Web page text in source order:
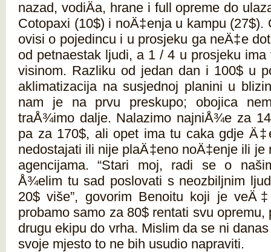
nazad, vodiÄa, hrane i full opreme do
Cotopaxi (10$) i noÄ‡enja u kampu (27$).
ovisi o pojedincu i u prosjeku ga neÄ‡e
od petnaestak ljudi, a 1 / 4 u prosjeku
visinom. Razliku od jedan dan i 100$ u
aklimatizacija na susjednoj planini u
nam je na prvu preskupo; obojica
traÅ¾imo dalje. Nalazimo najniÅ¾e za
pa za 170$, ali opet ima tu caka gdje
nedostajati ili nije plaÄ‡eno noÄ‡enje ili je
agencijama. “Stari moj, radi se o
Å¾elim tu sad poslovati s neozbiljnim
20$ više”, govorim Benoitu koji je
probamo samo za 80$ rentati svu opremu,
drugu ekipu do vrha. Mislim da se ni
svoje mjesto to ne bih usudio napraviti.